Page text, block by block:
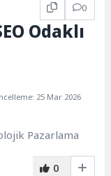
0
Odaklı
25 Mar 2026
0